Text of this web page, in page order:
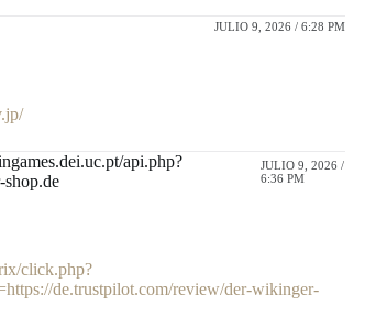
JULIO 9, 2026 / 6:28 PM
api.php?
JULIO 9, 2026 /
6:36 PM
click.php?
de.trustpilot.com/review/der-wikinger-